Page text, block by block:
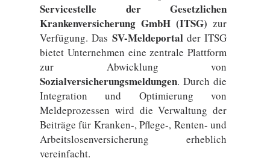
Servicestelle der Gesetzlichen
Krankenversicherung GmbH (ITSG) zur
Verfügung. Das SV-Meldeportalder ITSG
bietet Unternehmen eine zentrale Plattform
zur Abwicklung von
Sozialversicherungsmeldungen. Durch die
Integration und Optimierung von
Meldeprozessen wird die Verwaltung der
Beiträge für Kranken-, Pflege-, Renten- und
Arbeitslosenversicherung erheblich
vereinfacht.